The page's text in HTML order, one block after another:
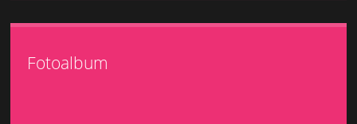
Fotoalbum